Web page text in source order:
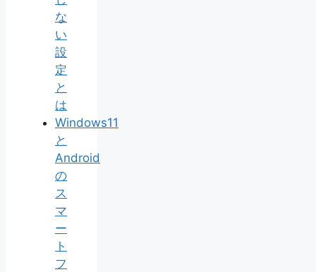
な
い
設
定
と
は
Windows11
と
Android
の
ス
マ
ー
ト
フ